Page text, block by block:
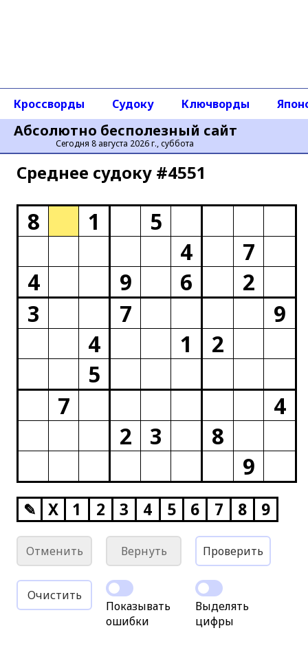
Абсолютно бесполезный сайт
Сегодня 8 августа 2026 г., суббота
Кроссворды Судоку Ключворды
Среднее cудоку #4551
8 1
5
4
7
4
9 6
2
3
7
9
4
1
2
5
7
4
2
3
8
9
✎ X 1 2 3 4 5 6 7 8 9
Отменить Вернуть Проверить
Очистить
Показывать
ошибки
Выделять
цифры